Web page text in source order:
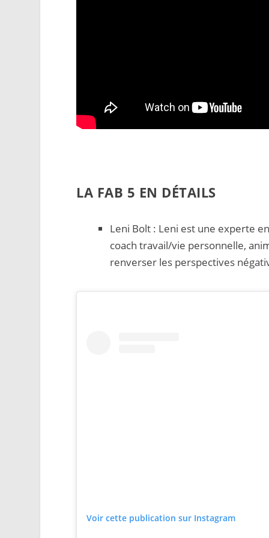
LA FAB 5 EN DÉTAILS
Leni Bolt : Leni est une experte
coach travail/vie personnelle,
renverser les perspectives
Voir cette publication sur Instagram